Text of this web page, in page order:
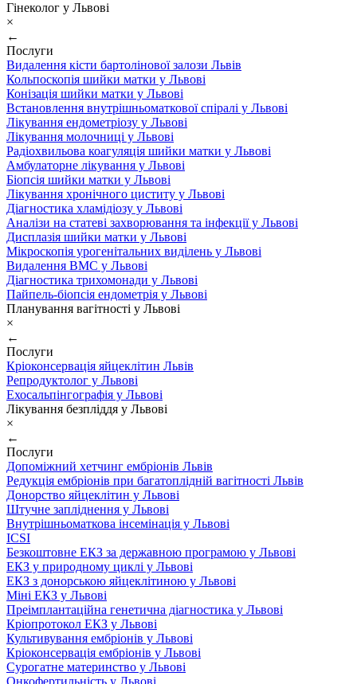
Гінеколог у Львові
×
←
Послуги
Видалення кісти бартолінової залози Львів
Кольпоскопія шийки матки у Львові
Конізація шийки матки у Львові
Встановлення внутрішньоматкової спіралі у Львові
Лікування ендометріозу у Львові
Лікування молочниці у Львові
Радіохвильова коагуляція шийки матки у Львові
Амбулаторне лікування у Львові
Біопсія шийки матки у Львові
Лікування хронічного циститу у Львові
Діагностика хламідіозу у Львові
Аналізи на статеві захворювання та інфекції у Львові
Дисплазія шийки матки у Львові
Мікроскопія урогенітальних виділень у Львові
Видалення ВМС у Львові
Діагностика трихомонади у Львові
Пайпель-біопсія ендометрія у Львові
Планування вагітності у Львові
×
←
Послуги
Кріоконсервація яйцеклітин Львів
Репродуктолог у Львові
Ехосальпінгографія у Львові
Лікування безпліддя у Львові
×
←
Послуги
Допоміжний хетчинг ембріонів Львів
Редукція ембріонів при багатоплідній вагітності Львів
Донорство яйцеклітин у Львові
Штучне запліднення у Львові
Внутрішньоматкова інсемінація у Львові
ICSI
Безкоштовне ЕКЗ за державною програмою у Львові
ЕКЗ у природному циклі у Львові
ЕКЗ з донорською яйцеклітиною у Львові
Міні ЕКЗ у Львові
Преімплантаційна генетична діагностика у Львові
Кріопротокол ЕКЗ у Львові
Культивування ембріонів у Львові
Кріоконсервація ембріонів у Львові
Сурогатне материнство у Львові
Онкофертильність у Львові